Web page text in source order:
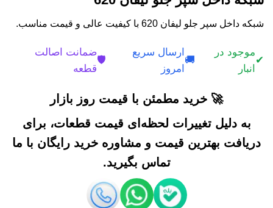
شبکه داخل سپر جلو لیفان 620 با کیفیت عالی و قیمت مناسب.
✔
موجود در
انبار
🚚
ارسال سریع
امروز
🛡️
ضمانت اصالت
قطعه
🚀 خرید مطمئن با قیمت روز بازار
به دلیل تغییرات لحظه‌ای قیمت قطعات، برای
دریافت بهترین قیمت و مشاوره خرید رایگان با ما
تماس بگیرید.